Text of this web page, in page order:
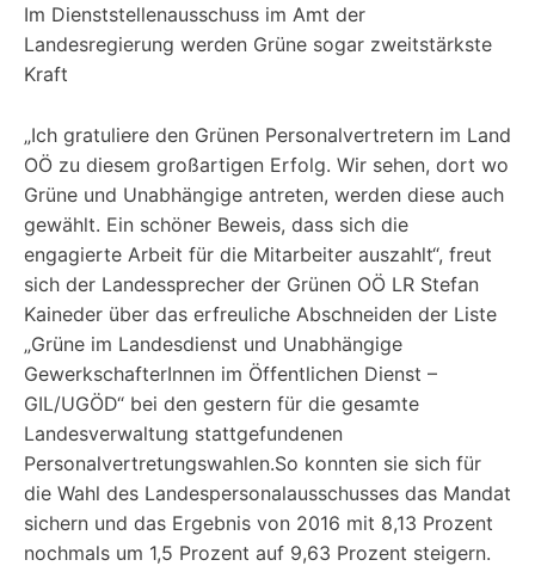
Im Dienststellenausschuss im Amt der
Landesregierung werden Grüne sogar zweitstärkste
Kraft
„Ich gratuliere den Grünen Personalvertretern im Land
OÖ zu diesem großartigen Erfolg. Wir sehen, dort wo
Grüne und Unabhängige antreten, werden diese auch
gewählt. Ein schöner Beweis, dass sich die
engagierte Arbeit für die Mitarbeiter auszahlt“, freut
sich der Landessprecher der Grünen OÖ LR Stefan
Kaineder über das erfreuliche Abschneiden der Liste
„Grüne im Landesdienst und Unabhängige
GewerkschafterInnen im Öffentlichen Dienst –
GIL/UGÖD“ bei den gestern für die gesamte
Landesverwaltung stattgefundenen
Personalvertretungswahlen.So konnten sie sich für
die Wahl des Landespersonalausschusses das Mandat
sichern und das Ergebnis von 2016 mit 8,13 Prozent
nochmals um 1,5 Prozent auf 9,63 Prozent steigern.